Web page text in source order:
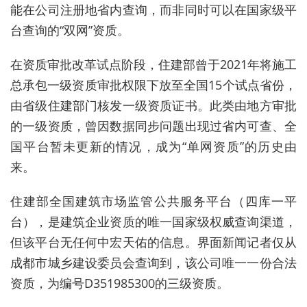
能在公司注册地省内查询，而非同时可以在国家级平
台查询的“双网”资质。
在资质审批改革试点阶段，住建部曾于2021年将施工
总承包一级资质审批权限下放至全国15个试点省份，
由省级住建部门核发一级资质证书。此类由地方审批
的一级资质，曾因数据同步问题出现过省内可查、全
国平台暂未更新的情况，成为“单网资质”的历史由
来。
住建部全国建筑市场监管公共服务平台（四库一平
台），是建筑企业资质的唯一国家级权威查询渠道，
但该平台无任何中宏天佑的信息。界面新闻记者仅从
成都市城乡建设委员会查询到，该公司唯一一份合法
资质，为编号D351985300的三级资质。